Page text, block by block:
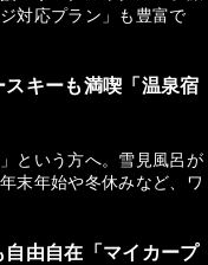
対応プラン」も豊富で
キーも満喫「温泉宿
という方へ。雪見風呂が
末年始や冬休みなど、ワ
由自在「マイカープ